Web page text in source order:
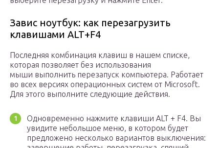
Завис ноутбук: как перезагрузить
клавишами ALT+F4
Последняя комбинация клавиш в нашем списке,
которая позволяет без использования
мыши выполнить перезапуск компьютера. Работает
во всех версиях операционных систем от Microsoft.
Для этого выполните следующие действия.
Одновременно нажмите клавиши ALT + F4. Вы
увидите небольшое меню, в котором будет
предложено несколько вариантов выключения: